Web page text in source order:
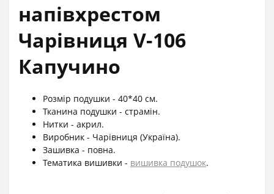
напівхрестом
Чарівниця V-106
Капучино
Розмір подушки - 40*40 см.
Тканина подушки - страмін.
Нитки - акрил.
Виробник - Чарівниця (Україна).
Зашивка - повна.
Тематика вишивки - вишивка подушок.